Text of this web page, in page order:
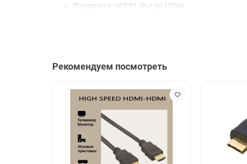
Поддержка: HDMI1.3b и до 1080р
Интерфейс:
Индикатор активности для каждого
Комплект поставки:
Переключатель, IR-приемник,
Размеры (ширина х высота х глубина):
Размеры упаковки:
20,8 x 15 x 3,1 см
Вес брутто:
Возможно переключение между устройствами
HDMI кабели приобретаются отдельно!
Рекомендуем посмотреть